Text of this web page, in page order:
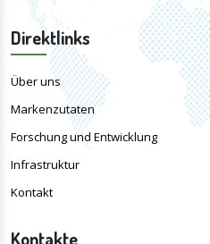
Direktlinks
Über uns
Markenzutaten
Forschung und Entwicklung
Infrastruktur
Kontakt
Kontakte